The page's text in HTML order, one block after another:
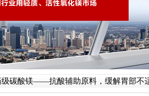
级碳酸镁——抗酸辅助原料，缓解胃部不